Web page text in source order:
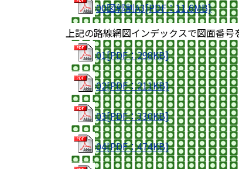
00図郭割A3[PDF：11.6MB]
上記の路線網図インデックスで図面番号
01[PDF：298KB]
02[PDF：211KB]
03[PDF：330KB]
04[PDF：474KB]